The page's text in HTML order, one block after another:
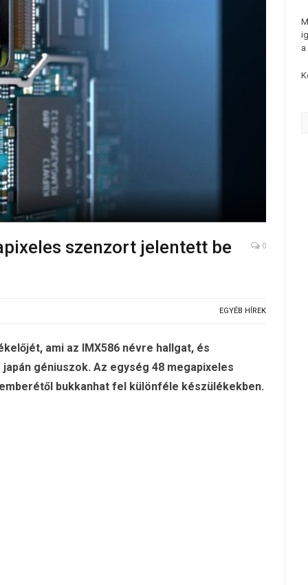
szenzort jelentett be 0
EGYÉB HÍREK
ami az IMX586 névre hallgat, és
géniuszok. Az egység 48 megapixeles
bukkanhat fel különféle készülékekben.